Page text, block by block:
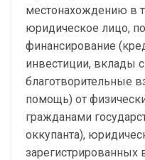
местонахождению в
юридическое лицо,
финансирование
инвестиции, вклады
благотворительные
помощь) от
гражданами
оккупанта),
зарегистрированных